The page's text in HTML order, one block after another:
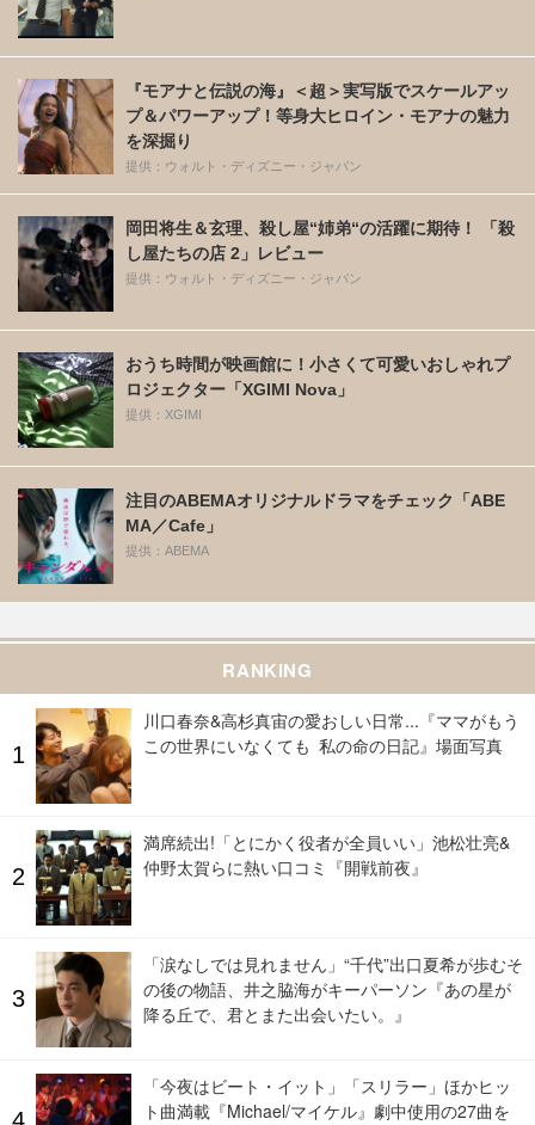
『モアナと伝説の海』＜超＞実写版でスケールアッ
プ＆パワーアップ！等身大ヒロイン・モアナの魅力
を深掘り
提供：ウォルト・ディズニー・ジャパン
岡田将生＆玄理、殺し屋“姉弟“の活躍に期待！ 「殺
し屋たちの店 2」レビュー
提供：ウォルト・ディズニー・ジャパン
おうち時間が映画館に！小さくて可愛いおしゃれプ
ロジェクター「XGIMI Nova」
提供：XGIMI
注目のABEMAオリジナルドラマをチェック「ABE
MA／Cafe」
提供：ABEMA
RANKING
川口春奈&高杉真宙の愛おしい日常...『ママがもう
この世界にいなくても 私の命の日記』場面写真
満席続出!「とにかく役者が全員いい」池松壮亮&
仲野太賀らに熱い口コミ『開戦前夜』
「涙なしでは見れません」“千代”出口夏希が歩むそ
の後の物語、井之脇海がキーパーソン『あの星が
降る丘で、君とまた出会いたい。』
「今夜はビート・イット」「スリラー」ほかヒッ
ト曲満載『Michael/マイケル』劇中使用の27曲を